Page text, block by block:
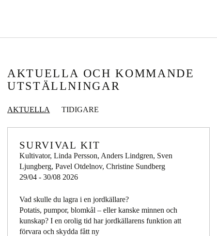
AKTUELLA OCH KOMMANDE
UTSTÄLLNINGAR
AKTUELLA TIDIGARE
SURVIVAL KIT
Kultivator, Linda Persson, Anders Lindgren, Sven
Ljungberg, Pavel Otdelnov, Christine Sundberg
29/04 - 30/08 2026
Vad skulle du lagra i en jordkällare?
Potatis, pumpor, blomkål – eller kanske minnen och
kunskap? I en orolig tid har jordkällarens funktion att
förvara och skydda fått ny